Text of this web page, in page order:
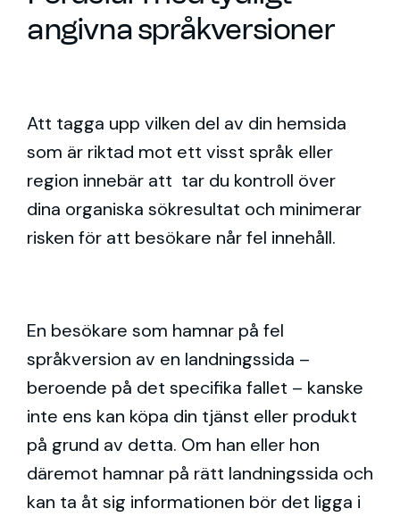
angivna språkversioner
Att tagga upp vilken del av din hemsida
som är riktad mot ett visst språk eller
region innebär att tar du kontroll över
dina organiska sökresultat och minimerar
risken för att besökare når fel innehåll.
En besökare som hamnar på fel
språkversion av en landningssida –
beroende på det specifika fallet – kanske
inte ens kan köpa din tjänst eller produkt
på grund av detta. Om han eller hon
däremot hamnar på rätt landningssida och
kan ta åt sig informationen bör det ligga i